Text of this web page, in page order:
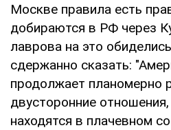
Москве правила есть
добираются в РФ через
лаврова на это
сдержанно сказать:
продолжает планомерно
двусторонние
находятся в плачевном